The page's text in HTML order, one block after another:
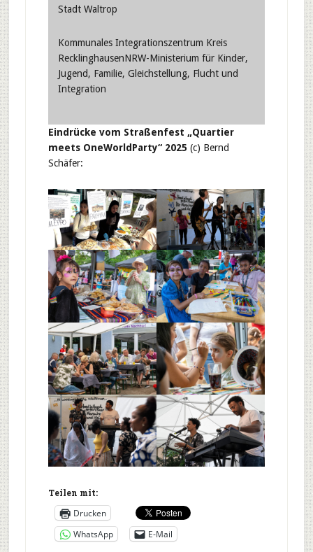
Stadt Waltrop
Kommunales Integrationszentrum Kreis
RecklinghausenNRW-Ministerium für Kinder,
Jugend, Familie, Gleichstellung, Flucht und
Integration
Eindrücke vom Straßenfest „Quartier
meets OneWorldParty“ 2025 (c) Bernd
Schäfer:
Teilen mit:
Drucken
WhatsApp
E-Mail